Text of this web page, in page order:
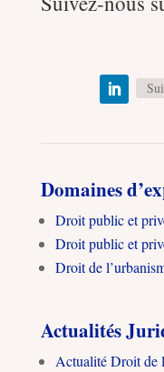
Domaines
Droit public et
Droit public et
Droit de
Actualités
Actualité Droit de